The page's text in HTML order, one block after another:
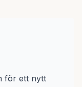
för ett nytt